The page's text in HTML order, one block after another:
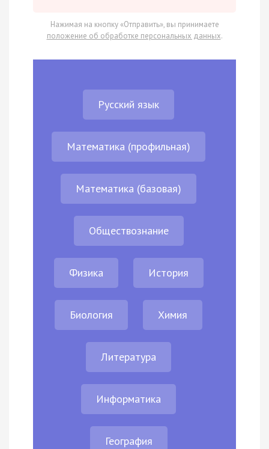
Нажимая на кнопку «Отправить», вы принимаете
положение об обработке персональных данных.
Русский язык
Математика (профильная)
Математика (базовая)
Обществознание
Физика История
Биология Химия
Литература
Информатика
География